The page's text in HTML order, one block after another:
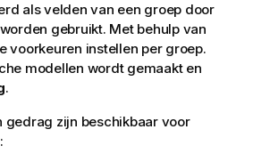
als velden van een groep door
gebruikt. Met behulp van
voorkeuren instellen per groep.
modellen wordt gemaakt en
.
gedrag zijn beschikbaar voor